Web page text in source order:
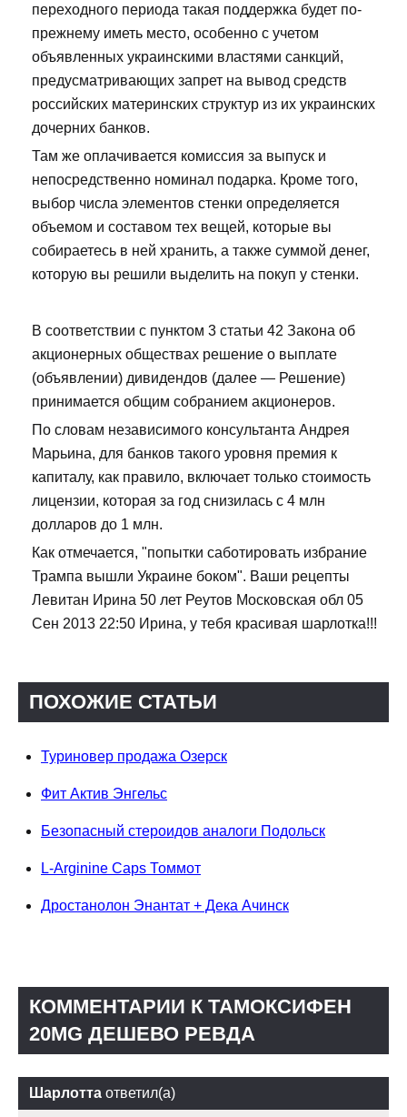
переходного периода такая поддержка будет по-
прежнему иметь место, особенно с учетом
объявленных украинскими властями санкций,
предусматривающих запрет на вывод средств
российских материнских структур из их украинских
дочерних банков.
Там же оплачивается комиссия за выпуск и
непосредственно номинал подарка. Кроме того,
выбор числа элементов стенки определяется
объемом и составом тех вещей, которые вы
собираетесь в ней хранить, а также суммой денег,
которую вы решили выделить на покуп у стенки.
В соответствии с пунктом 3 статьи 42 Закона об
акционерных обществах решение о выплате
(объявлении) дивидендов (далее — Решение)
принимается общим собранием акционеров.
По словам независимого консультанта Андрея
Марьина, для банков такого уровня премия к
капиталу, как правило, включает только стоимость
лицензии, которая за год снизилась с 4 млн
долларов до 1 млн.
Как отмечается, "попытки саботировать избрание
Трампа вышли Украине боком". Ваши рецепты
Левитан Ирина 50 лет Реутов Московская обл 05
Сен 2013 22:50 Ирина, у тебя красивая шарлотка!!!
ПОХОЖИЕ СТАТЬИ
Туриновер продажа Озерск
Фит Актив Энгельс
Безопасный стероидов аналоги Подольск
L-Arginine Caps Томмот
Дростанолон Энантат + Дека Ачинск
КОММЕНТАРИИ К ТАМОКСИФЕН
20MG ДЕШЕВО РЕВДА
Шарлотта ответил(а)